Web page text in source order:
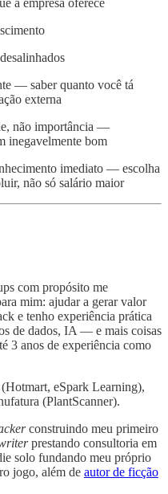
a empresa oferece
— saber quanto você tá
externa
não importância —
inegavelmente bom
imediato — escolha
não só salário maior
com propósito me
mim: ajudar a gerar valor
e tenho experiência prática
de dados, IA — e mais coisas
3 anos de experiência como
eSpark Learning),
(PlantScanner).
construindo meu primeiro
prestando consultoria em
solo fundando meu próprio
jogo, além de autor de ficção